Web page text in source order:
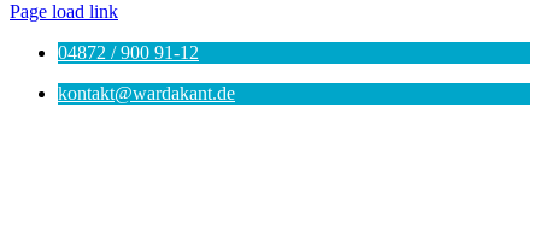
Page load link
04872 / 900 91-12
kontakt@wardakant.de